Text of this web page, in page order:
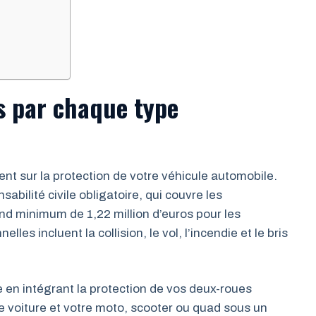
par chaque type
sur la protection de votre véhicule automobile.
civile obligatoire, qui couvre les
minimum de 1,22 million d’euros pour les
incluent la collision, le vol, l’incendie et le bris
en intégrant la protection de vos deux-roues
et votre moto, scooter ou quad sous un